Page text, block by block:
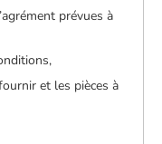
prévues à
et les pièces à